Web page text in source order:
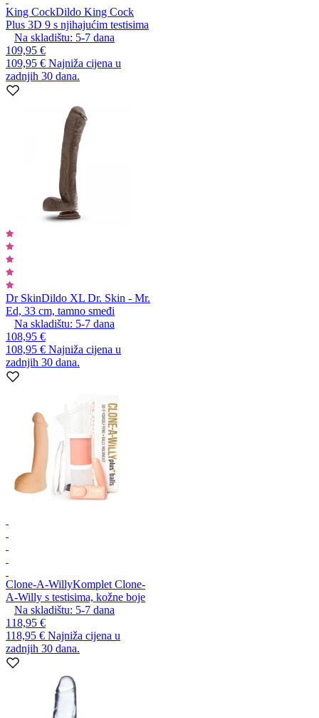
King CockDildo King Cock
Plus 3D 9 s njihajućim testisima
Na skladištu: 5-7 dana
109,95 €
109,95 € Najniža cijena u
zadnjih 30 dana.
Dr SkinDildo XL Dr. Skin - Mr.
Ed, 33 cm, tamno smeđi
Na skladištu: 5-7 dana
108,95 €
108,95 € Najniža cijena u
zadnjih 30 dana.
Clone-A-WillyKomplet Clone-
A-Willy s testisima, kožne boje
Na skladištu: 5-7 dana
118,95 €
118,95 € Najniža cijena u
zadnjih 30 dana.